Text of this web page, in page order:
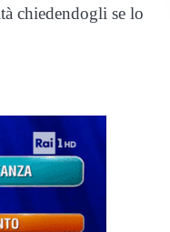
chiedendogli se lo